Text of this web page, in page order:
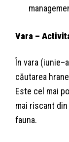
Vara –
În vara
căutarea
Este cel mai
mai riscant
fauna.